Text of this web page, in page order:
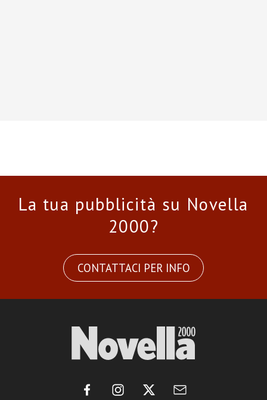
La tua pubblicità su Novella
2000?
CONTATTACI PER INFO